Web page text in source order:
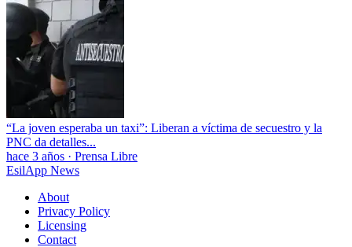
“La joven esperaba un taxi”: Liberan a víctima de secuestro y la
PNC da detalles...
hace 3 años · Prensa Libre
EsilApp News
About
Privacy Policy
Licensing
Contact